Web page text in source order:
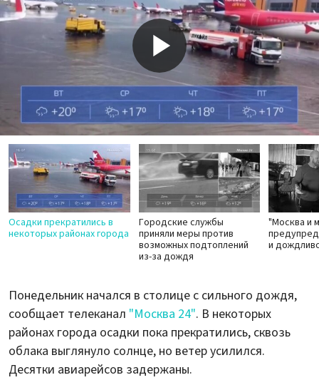
Play
Video
Осадки прекратились в
некоторых районах города
Городские службы
приняли меры против
возможных подтоплений
из-за дождя
"Москва и
и
Понедельник начался в столице с сильного дождя,
сообщает телеканал "Москва 24". В некоторых
районах города осадки пока прекратились, сквозь
облака выглянуло солнце, но ветер усилился.
Десятки авиарейсов задержаны.